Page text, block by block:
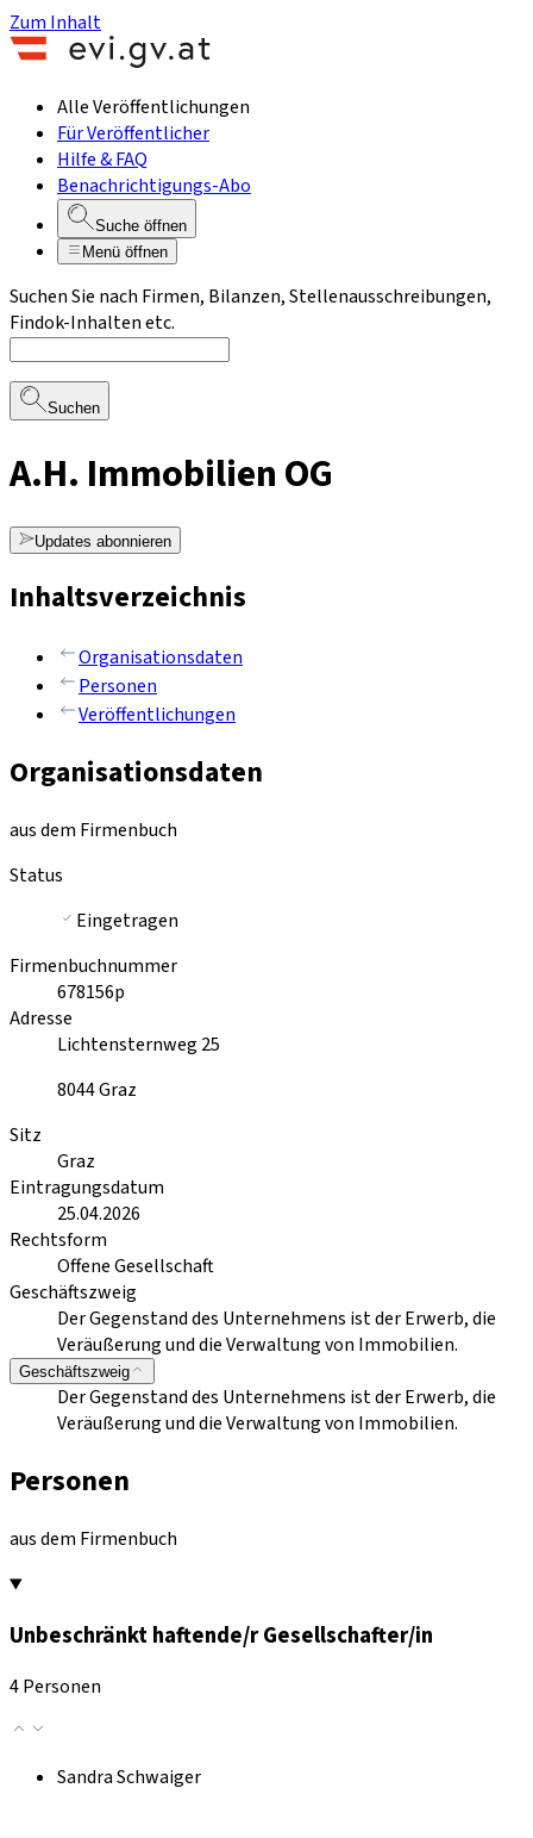
Zum Inhalt
Alle Veröffentlichungen
Für Veröffentlicher
Hilfe & FAQ
Benachrichtigungs-Abo
Suche öffnen
Menü öffnen
Suchen Sie nach Firmen, Bilanzen, Stellenausschreibungen,
Findok-Inhalten etc.
Suchen
A.H. Immobilien OG
Updates abonnieren
Inhaltsverzeichnis
Organisationsdaten
Personen
Veröffentlichungen
Organisationsdaten
aus dem Firmenbuch
Status
Eingetragen
Firmenbuchnummer
678156p
Adresse
Lichtensternweg 25
8044Graz
Sitz
Graz
Eintragungsdatum
25.04.2026
Rechtsform
Offene Gesellschaft
Geschäftszweig
Der Gegenstand des Unternehmens ist der Erwerb, die
Veräußerung und die Verwaltung von Immobilien.
Geschäftszweig
Der Gegenstand des Unternehmens ist der Erwerb, die
Veräußerung und die Verwaltung von Immobilien.
Personen
aus dem Firmenbuch
Unbeschränkt haftende/r Gesellschafter/in
4 Personen
Sandra Schwaiger